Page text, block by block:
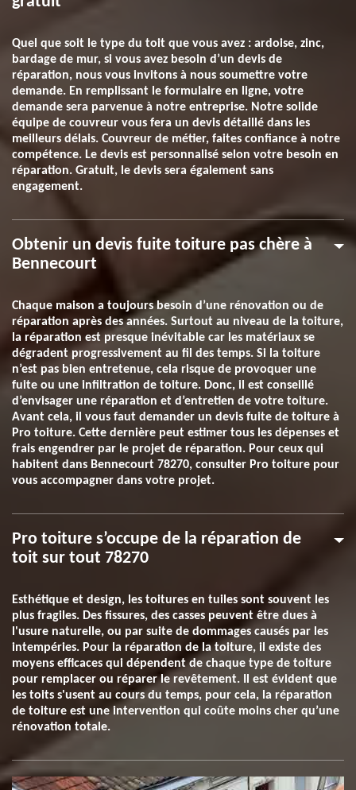
Quel que soit le type du toit que vous avez : ardoise, zinc,
bardage de mur, si vous avez besoin d’un devis de
réparation, nous vous invitons à nous soumettre votre
demande. En remplissant le formulaire en ligne, votre
demande sera parvenue à notre entreprise. Notre solide
équipe de couvreur vous fera un devis détaillé dans les
meilleurs délais. Couvreur de métier, faites confiance à notre
compétence. Le devis est personnalisé selon votre besoin en
réparation. Gratuit, le devis sera également sans
engagement.
Obtenir un devis fuite toiture pas chère à
Bennecourt
Chaque maison a toujours besoin d’une rénovation ou de
réparation après des années. Surtout au niveau de la toiture,
la réparation est presque inévitable car les matériaux se
dégradent progressivement au fil des temps. Si la toiture
n’est pas bien entretenue, cela risque de provoquer une
fuite ou une infiltration de toiture. Donc, il est conseillé
d’envisager une réparation et d’entretien de votre toiture.
Avant cela, il vous faut demander un devis fuite de toiture à
Pro toiture. Cette dernière peut estimer tous les dépenses et
frais engendrer par le projet de réparation. Pour ceux qui
habitent dans Bennecourt 78270, consulter Pro toiture pour
vous accompagner dans votre projet.
Pro toiture s’occupe de la réparation de
toit sur tout 78270
Esthétique et design, les toitures en tuiles sont souvent les
plus fragiles. Des fissures, des casses peuvent être dues à
l'usure naturelle, ou par suite de dommages causés par les
intempéries. Pour la réparation de la toiture, il existe des
moyens efficaces qui dépendent de chaque type de toiture
pour remplacer ou réparer le revêtement. Il est évident que
les toits s'usent au cours du temps, pour cela, la réparation
de toiture est une intervention qui coûte moins cher qu’une
rénovation totale.